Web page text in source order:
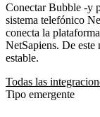
Conectar Bubble -y
sistema telefónico
conecta la
NetSapiens. De este
estable.
Todas las
Tipo emergente